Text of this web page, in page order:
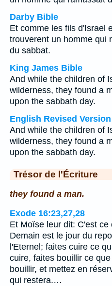
Darby Bible
Et comme les fils d'Israel
trouverent un homme qui
du sabbat.
King James Bible
And while the children of
wilderness, they found a
upon the sabbath day.
English Revised Version
And while the children of
wilderness, they found a
upon the sabbath day.
Trésor de l'Écriture
they found a man.
Exode 16:23,27,28
Et Moïse leur dit: C'est
Demain est le jour du
l'Eternel; faites cuire ce
cuire, faites bouillir ce
bouillir, et mettez en
qui restera.…